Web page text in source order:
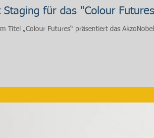
Staging für das "Colour
Titel „Colour Futures“ präsentiert das